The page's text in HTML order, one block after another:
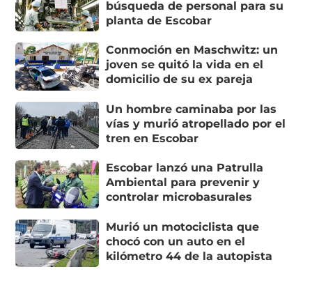
búsqueda de personal para su
planta de Escobar
Conmoción en Maschwitz: un
joven se quitó la vida en el
domicilio de su ex pareja
Un hombre caminaba por las
vías y murió atropellado por el
tren en Escobar
Escobar lanzó una Patrulla
Ambiental para prevenir y
controlar microbasurales
Murió un motociclista que
chocó con un auto en el
kilómetro 44 de la autopista